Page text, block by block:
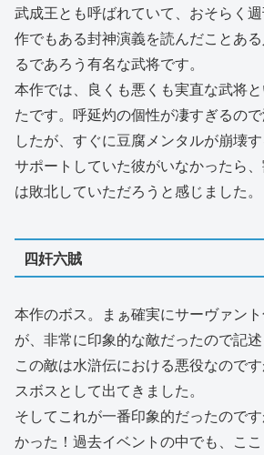
武成王とも呼ばれていて、おそらく
作でもある封神演義を読んだことあ
るであろう有名な武将です。
本作では、良くも悪くも実直な武将
たです。呼延灼の個性が凄すぎるの
したが、すぐに豆腐メンタルが崩壊
サポートしていた彼がいなかったら
は敗北していただろうと感じました。
四奸六賊
本作のボス。まぁ確実にサーヴァン
が、非常に印象的な敵だったので記述
この敵は水滸伝における悪役なので
スボスとして出てきました。
そしてこれが一番印象的だったので
かった！過去イベントの中でも、こ